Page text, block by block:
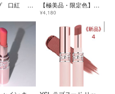
YSL リップ 口紅 キャンディグレーズ 2 【極美品・限定色】イヴサンローラン ラブシャイン キャンディグロウ バーム 0B 数量限定 ラメ リップ
¥4,180